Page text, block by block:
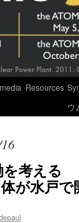
Resources
ウ
を考える
が水戸